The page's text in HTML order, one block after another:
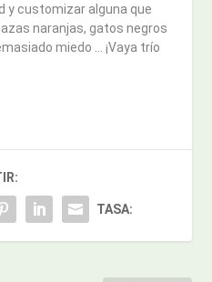
y customizar alguna que
naranjas, gatos negros
miedo … ¡Vaya trío
TASA: